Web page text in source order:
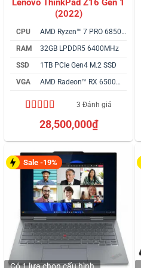
Lenovo ThinkPad Z16 Gen 1
(2022)
CPU
AMD Ryzen™ 7 PRO 6850H
RAM
32GB LPDDR5 6400MHz
SSD
1TB PCIe Gen4 M.2 SSD
VGA
AMD Radeon™ RX 6500M Graphics
5.00trên 5
dựa trên
3 Đánh giá
28,500,000₫
Sale -19%